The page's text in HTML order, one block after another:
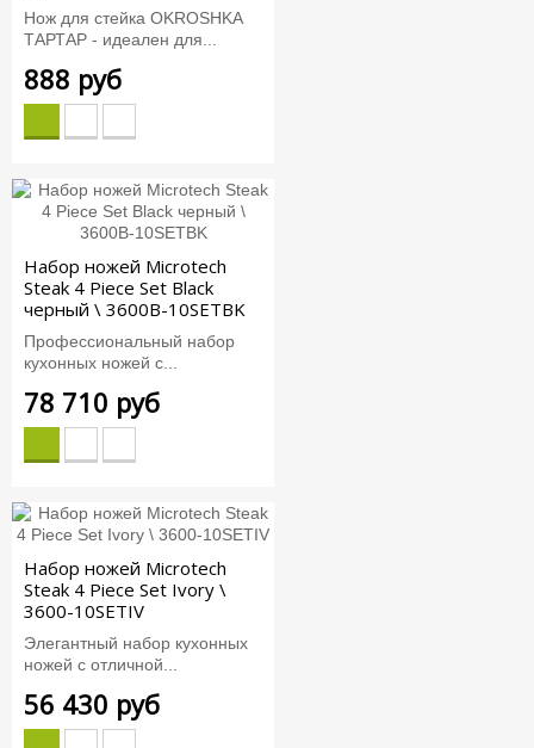
Нож для стейка OKROSHKA
ТАРТАР - идеален для...
888 руб
Набор ножей Microtech
Steak 4 Piece Set Black
черный \ 3600B-10SETBK
Профессиональный набор
кухонных ножей с...
78 710 руб
Набор ножей Microtech
Steak 4 Piece Set Ivory \
3600-10SETIV
Элегантный набор кухонных
ножей с отличной...
56 430 руб